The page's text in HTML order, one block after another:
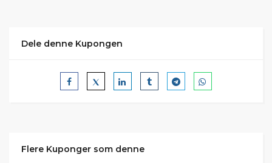
Dele denne Kupongen
Flere Kuponger som denne